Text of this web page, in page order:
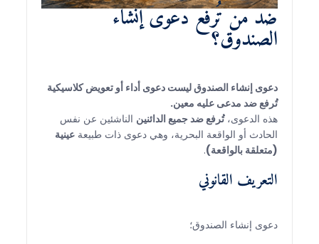
ضد من تُرفع دعوى إنشاء
الصندوق؟
دعوى إنشاء الصندوق ليست دعوى أداء أو تعويض كلاسيكية
تُرفع ضد مدعى عليه معين.
هذه الدعوى،تُرفع ضد جميع الدائنين الناشئين عن نفس
الحادث أو الواقعة البحرية، وهي دعوى ذات طبيعةعينية
(متعلقة بالواقعة).
التعريف القانوني
دعوى إنشاء الصندوق؛